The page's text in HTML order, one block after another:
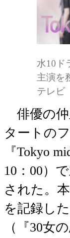
水10ド
主演を
テレビ
俳優の仲
タートの
『Tokyo
10：00）
された。
を記録し
（『30女